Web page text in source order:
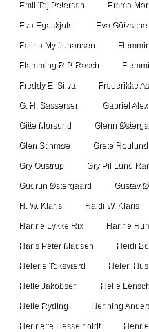
Emil Taj Petersen Emma
Eva Egeskjold Eva Götzsche
Felina My Johansen
Flemming R.P. Rasch
Freddy E. Silva Frederikke
G. H. Sassersen Gabriel Alex
Gitte Morsund Glenn
Glen Stihmøe Grete Roulund
Gry Oustrup Gry Pil Lund
Gudrun Østergaard Gustav
H. W. Klaris Haidi W. Klaris
Hanne Lykke Rix Hanne
Hans Peter Madsen Heidi
Helene Toksværd Helen
Helle Jakobsen Helle
Helle Ryding Henning
Henriette Hesselholdt